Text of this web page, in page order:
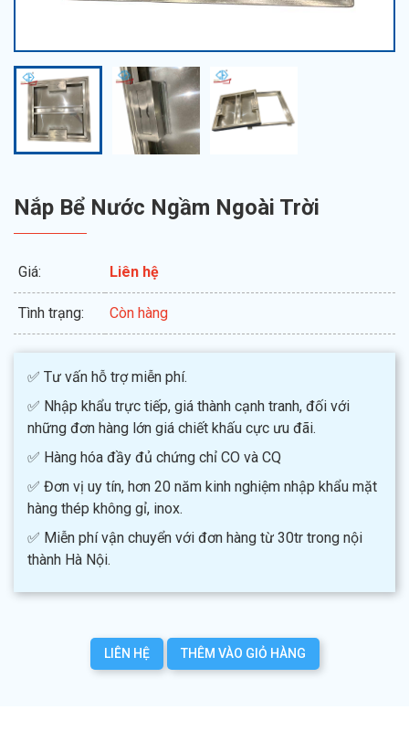
Nắp Bể Nước Ngầm Ngoài Trời
Giá: Liên hệ
Tình trạng: Còn hàng
✅ Tư vấn hỗ trợ miễn phí.
✅ Nhập khẩu trực tiếp, giá thành cạnh tranh, đối với
những đơn hàng lớn giá chiết khấu cực ưu đãi.
✅ Hàng hóa đầy đủ chứng chỉ CO và CQ
✅ Đơn vị uy tín, hơn 20 năm kinh nghiệm nhập khẩu mặt
hàng thép không gỉ, inox.
✅ Miễn phí vận chuyển với đơn hàng từ 30tr trong nội
thành Hà Nội.
LIÊN HỆ THÊM VÀO GIỎ HÀNG